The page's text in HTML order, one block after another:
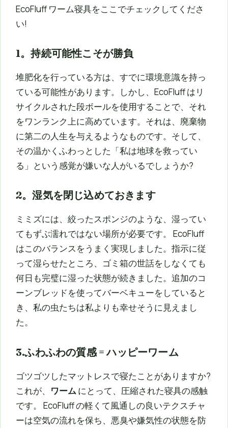
EcoFluff ワーム寝具をここでチェックしてくださ
い!
1。持続可能性こそが勝負
堆肥化を行っている方は、すでに環境意識を持っ
ている可能性があります。しかし、EcoFluff はリ
サイクルされた段ボールを使用することで、それ
をワンランク上に高めています。それは、廃棄物
に第二の人生を与えるようなものです。そして、
その温かくふわっとした「私は地球を救ってい
る」という感覚が嫌いな人がいるでしょうか?
2。湿気を閉じ込めておきます
ミミズには、絞ったスポンジのような、湿ってい
てもずぶ濡れではない場所が必要です。 EcoFluff
はこのバランスをうまく実現しました。指示に従
って湿らせたところ、ゴミ箱の世話をしなくても
何日も完璧に湿った状態が続きました。追加のコ
ーンブレッドを使ってバーベキューをしていると
き、私の虫たちは私よりも幸せそうに見えまし
た。
3.ふわふわの質感 = ハッピーワーム
ゴツゴツしたマットレスで寝たことがありますか?
これが、 ワーム にとって、圧縮された寝具の感触
です。 EcoFluff の軽くて風通しの良いテクスチャ
ーは空気の流れを保ち、悪臭や嫌気性の状態を防